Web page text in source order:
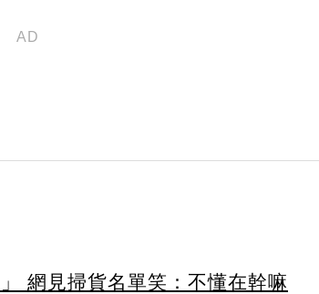
網見掃貨名單笑：不懂在幹嘛